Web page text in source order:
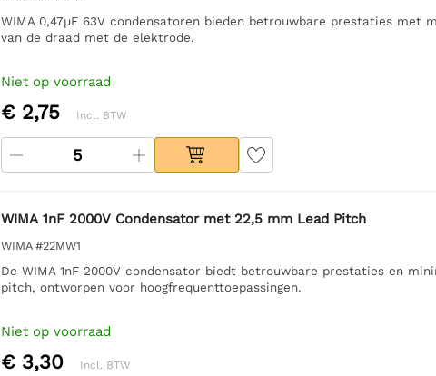
WIMA 0,47µF 63V condensatoren bieden betrouwbare prestaties met
van de draad met de elektrode.
Niet op voorraad
€ 2,75 Incl. BTW
WIMA 1nF 2000V Condensator met 22,5 mm Lead Pitch
WIMA #22MW1
De WIMA 1nF 2000V condensator biedt betrouwbare prestaties en
pitch, ontworpen voor hoogfrequenttoepassingen.
Niet op voorraad
€ 3,30 Incl. BTW